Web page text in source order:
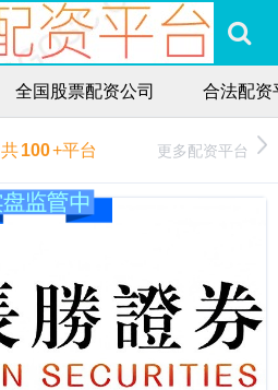
全国股票配资公司 合法配资
共100+平台 更多配资平台